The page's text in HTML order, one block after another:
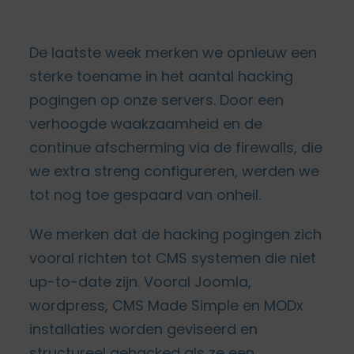
De laatste week merken we opnieuw een
sterke toename in het aantal hacking
pogingen op onze servers. Door een
verhoogde waakzaamheid en de
continue afscherming via de firewalls, die
we extra streng configureren, werden we
tot nog toe gespaard van onheil.
We merken dat de hacking pogingen zich
vooral richten tot CMS systemen die niet
up-to-date zijn. Vooral Joomla,
wordpress, CMS Made Simple en MODx
installaties worden geviseerd en